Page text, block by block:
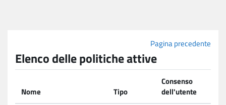
Pagina precedente
Elenco delle politiche attive
Nome Tipo
Consenso
dell'utente